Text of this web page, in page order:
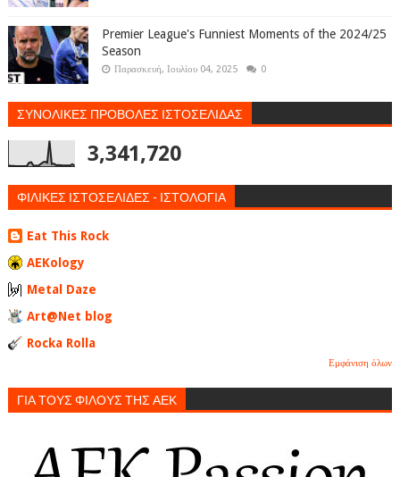
Premier League's Funniest Moments of the 2024/25
Season
Παρασκευή, Ιουλίου 04, 2025 0
ΣΥΝΟΛΙΚΕΣ ΠΡΟΒΟΛΕΣ ΙΣΤΟΣΕΛΙΔΑΣ
3,341,720
ΦΙΛΙΚΕΣ ΙΣΤΟΣΕΛΙΔΕΣ - ΙΣΤΟΛΟΓΙΑ
Eat This Rock
AEKology
Metal Daze
Art@Net blog
Rocka Rolla
Εμφάνιση όλων
ΓΙΑ ΤΟΥΣ ΦΙΛΟΥΣ ΤΗΣ ΑΕΚ